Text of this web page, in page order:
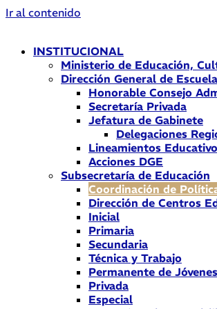
Ir al contenido
INSTITUCIONAL
Ministerio de Educación,
Dirección General de
Honorable Consejo
Secretaría Privada
Jefatura de Gabinete
Delegaciones
Lineamientos
Acciones DGE
Subsecretaría de Educación
Coordinación de
Dirección de Centros
Inicial
Primaria
Secundaria
Técnica y Trabajo
Permanente de
Privada
Especial